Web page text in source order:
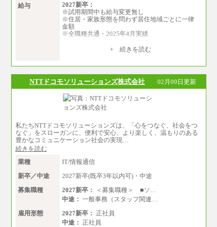
給与
2027新卒：
※試用期間中も給与変更無し
※住居・家族形態を問わず居住地域ごとに一律
金額
※全職種共通・2025年4月実績
【居住地域：関東エリア（月給） 】※一律地域
高専卒：244,800円
短大・専門3年制卒：235,300円
専門1年制卒：212,900円
大学院卒：266,100円
大学卒：240,000円
高専卒：234,800円
短大・専門2年制卒：212,600円
専門1年制卒：202,900円
中途：
【全職種共通】
〔正社員〕
月給212,900円～330,000円
※実務経験に応じてご相談させていただきます
（上記金額を超える可能性あり）
※職種8）を除き、正社員の場合勤務地は本社の
みとなります
+ 続きを読む
NTTドコモソリューションズ株式会社 02月09日更新
私たちNTTドコモソリューションズは、「心をつなぐ、社会をつ
なぐ」をスローガンに、便利で安心、より楽しく、温もりのある
豊かなコミュニケーション社会の実現…
続きを読む
業種
IT/情報通信
新卒／中途
2027新卒(既卒3年以内可)・中途
募集職種
2027新卒：
＜募集職種＞ ■ソ…
中途： 一般事務（スタッフ関連…
雇用形態
2027新卒： 正社員
中途： 正社員